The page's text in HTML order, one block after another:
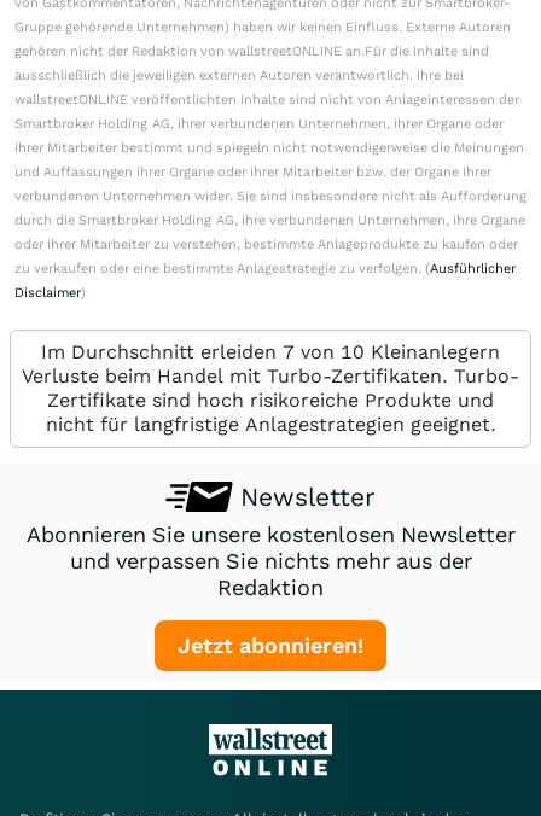
von Gastkommentatoren, Nachrichtenagenturen oder nicht zur Smartbroker-
Gruppe gehörende Unternehmen) haben wir keinen Einfluss. Externe Autoren
gehören nicht der Redaktion von wallstreetONLINE an.Für die Inhalte sind
ausschließlich die jeweiligen externen Autoren verantwortlich. Ihre bei
wallstreetONLINE veröffentlichten Inhalte sind nicht von Anlageinteressen der
Smartbroker Holding AG, ihrer verbundenen Unternehmen, ihrer Organe oder
ihrer Mitarbeiter bestimmt und spiegeln nicht notwendigerweise die Meinungen
und Auffassungen ihrer Organe oder ihrer Mitarbeiter bzw. der Organe ihrer
verbundenen Unternehmen wider. Sie sind insbesondere nicht als Aufforderung
durch die Smartbroker Holding AG, ihre verbundenen Unternehmen, ihre Organe
oder ihrer Mitarbeiter zu verstehen, bestimmte Anlageprodukte zu kaufen oder
zu verkaufen oder eine bestimmte Anlagestrategie zu verfolgen. (Ausführlicher
Disclaimer)
Im Durchschnitt erleiden 7 von 10 Kleinanlegern
Verluste beim Handel mit Turbo-Zertifikaten. Turbo-
Zertifikate sind hoch risikoreiche Produkte und
nicht für langfristige Anlagestrategien geeignet.
Newsletter
Abonnieren Sie unsere kostenlosen Newsletter
und verpassen Sie nichts mehr aus der
Redaktion
Jetzt abonnieren!